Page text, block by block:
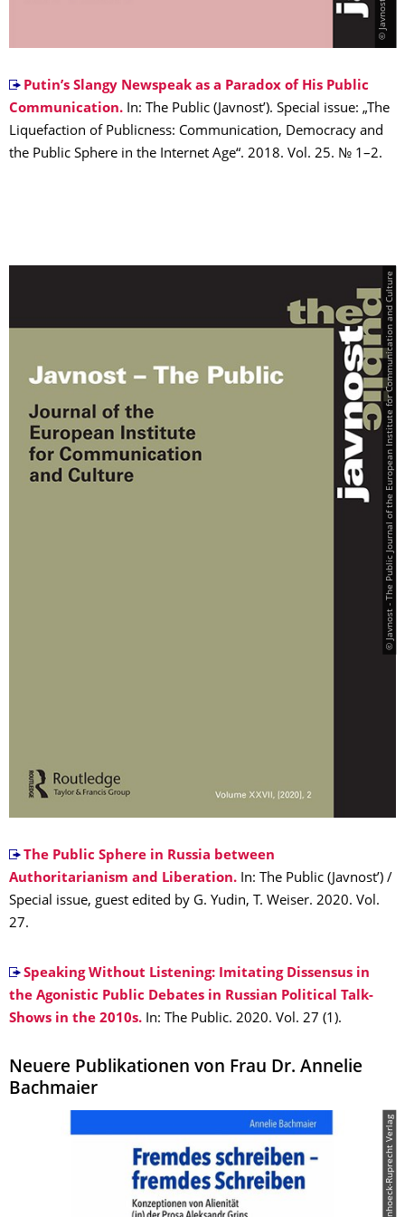
Putin’s Slangy Newspeak as a Paradox of His Public
Communication. In: The Public (Javnostʼ). Special issue: „The
Liquefaction of Publicness: Communication, Democracy and
the Public Sphere in the Internet Age“. 2018. Vol. 25. № 1–2.
© Javnost - The Public Journal of the European Institute for Communication and Culture
The Public Sphere in Russia between
Authoritarianism and Liberation. In: The Public (Javnostʼ) /
Special issue, guest edited by G. Yudin, T. Weiser. 2020. Vol.
27.
Speaking Without Listening: Imitating Dissensus in
the Agonistic Public Debates in Russian Political Talk-
Shows in the 2010s. In: The Public. 2020. Vol. 27 (1).
Neuere Publikationen von Frau Dr. Annelie
Bachmaier
© Vandenhoeck-Ruprecht Verlag